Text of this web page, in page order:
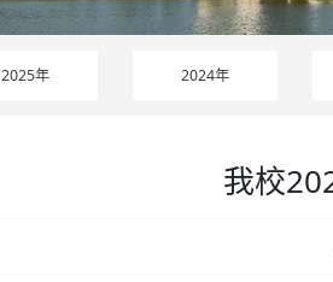
2025年 2024年
我校